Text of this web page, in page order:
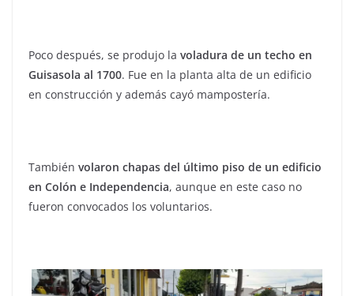
Poco después, se produjo la voladura de un techo en
Guisasola al 1700. Fue en la planta alta de un edificio
en construcción y además cayó mampostería.
También volaron chapas del último piso de un edificio
en Colón e Independencia, aunque en este caso no
fueron convocados los voluntarios.